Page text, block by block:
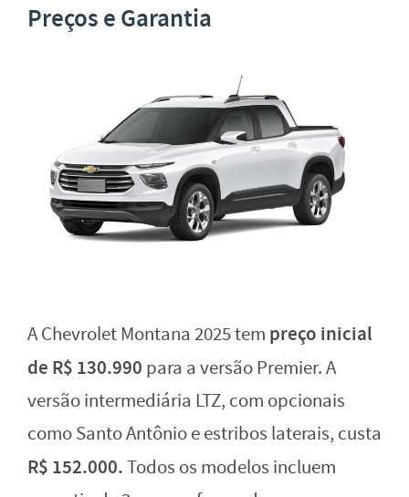
Preços e Garantia
A Chevrolet Montana 2025 tem preço inicial
de R$ 130.990 para a versão Premier. A
versão intermediária LTZ, com opcionais
como Santo Antônio e estribos laterais, custa
R$ 152.000.Todos os modelos incluem